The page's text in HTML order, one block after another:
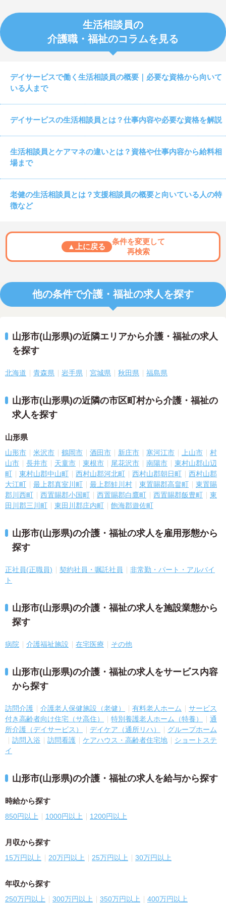
生活相談員の
介護職・福祉のコラムを見る
デイサービスで働く生活相談員の概要｜必要な資格から向いて
いる人まで
デイサービスの生活相談員とは？仕事内容や必要な資格を解説
生活相談員とケアマネの違いとは？資格や仕事内容から給料相
場まで
老健の生活相談員とは？支援相談員の概要と向いている人の特
徴など
▲上に戻る
条件を変更して
再検索
他の条件で介護・福祉の求人を探す
山形市(山形県)の近隣エリアから介護・福祉の求人
を探す
北海道 青森県 岩手県 宮城県 秋田県 福島県
山形市(山形県)の近隣の市区町村から介護・福祉の
求人を探す
山形県
山形市 米沢市 鶴岡市 酒田市 新庄市 寒河江市 上山市
村
山市
長井市 天童市 東根市 尾花沢市 南陽市
東村山郡山辺
町
東村山郡中山町 西村山郡河北町 西村山郡朝日町
西村山郡
大江町
最上郡真室川町 最上郡鮭川村 東置賜郡高畠町
東置賜
郡川西町
西置賜郡小国町 西置賜郡白鷹町 西置賜郡飯豊町
東
田川郡三川町
東田川郡庄内町 飽海郡遊佐町
山形市(山形県)の介護・福祉の求人を雇用形態から
探す
正社員(正職員) 契約社員・嘱託社員
非常勤・パート・アルバイ
ト
山形市(山形県)の介護・福祉の求人を施設業態から
探す
病院 介護福祉施設 在宅医療 その他
山形市(山形県)の介護・福祉の求人をサービス内容
から探す
訪問介護 介護老人保健施設（老健） 有料老人ホーム
サービス
付き高齢者向け住宅（サ高住）
特別養護老人ホーム（特養）
通
所介護（デイサービス）
デイケア（通所リハ）
グループホーム
訪問入浴
訪問看護 ケアハウス・高齢者住宅地
ショートステ
イ
山形市(山形県)の介護・福祉の求人を給与から探す
時給から探す
850円以上 1000円以上 1200円以上
月収から探す
15万円以上 20万円以上 25万円以上 30万円以上
年収から探す
250万円以上 300万円以上 350万円以上 400万円以上